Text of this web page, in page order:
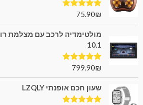
דורג5.00
75.90₪
מולטימדיה לרכב עם מצלמת
10.1
דורג5.00
799.90₪
שעון חכם אופנתי LZQLY